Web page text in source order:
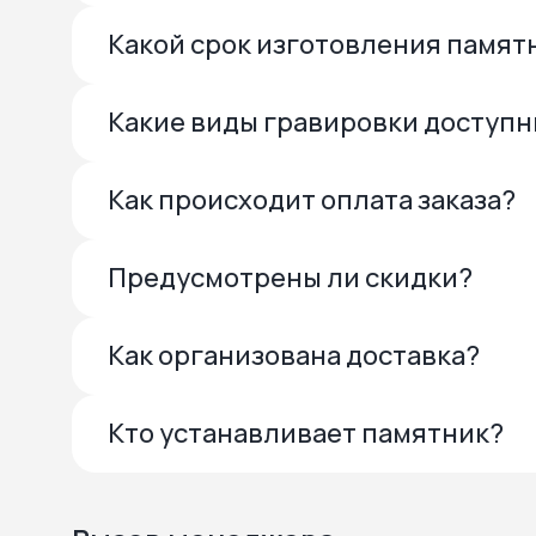
Какой срок изготовления
Какие виды гравировки
Как происходит оплата заказа?
Предусмотрены ли скидки?
Как организована доставка?
Кто устанавливает памятник?